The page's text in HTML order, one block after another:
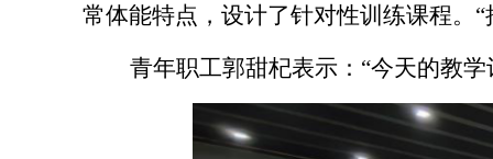
常体能特点，设计了针对性训练课程。
青年职工郭甜杞表示： “今天的教